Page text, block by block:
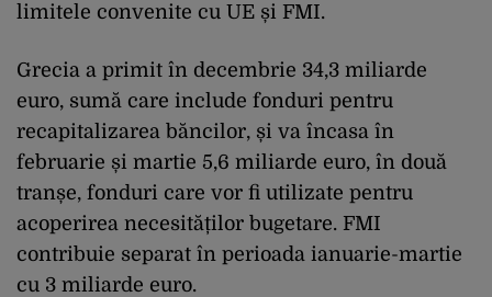
limitele convenite cu UE și FMI.
Grecia a primit în decembrie 34,3 miliarde
euro, sumă care include fonduri pentru
recapitalizarea băncilor, și va încasa în
februarie și martie 5,6 miliarde euro, în două
tranșe, fonduri care vor fi utilizate pentru
acoperirea necesităților bugetare. FMI
contribuie separat în perioada ianuarie-martie
cu 3 miliarde euro.